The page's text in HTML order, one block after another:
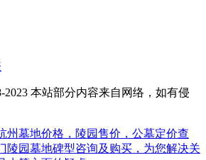
2023 本站部分内容来自网络，如有侵
州墓地价格，陵园售价，公墓定价查
陵园墓地碑型咨询及购买，为您解决关